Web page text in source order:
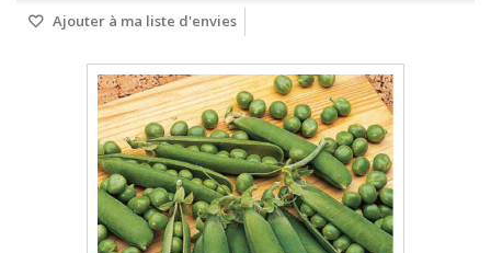
Ajouter à ma liste d'envies